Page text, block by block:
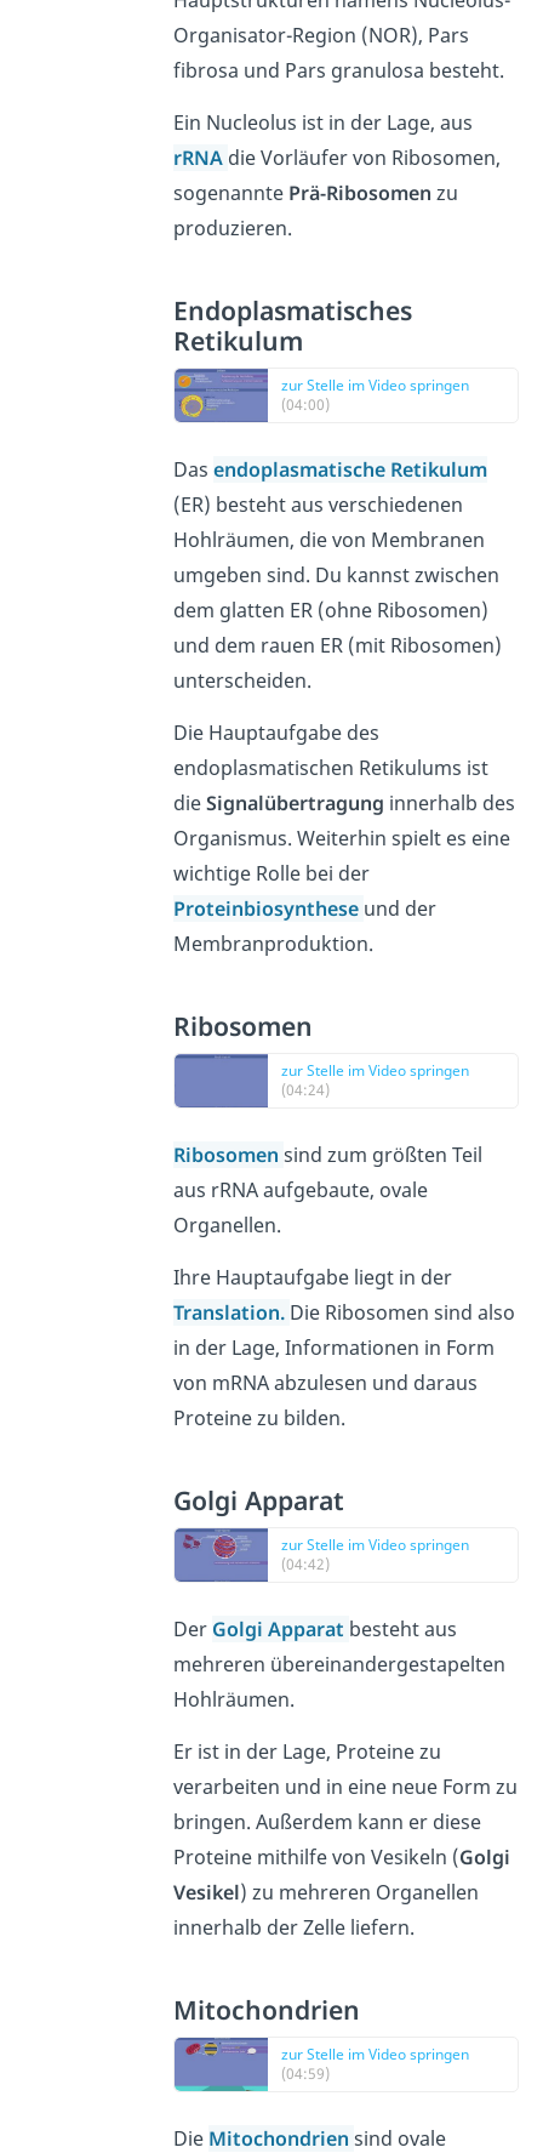
Organisator-Region (NOR), Pars
fibrosa und Pars granulosa besteht.
Ein Nucleolus ist in der Lage, aus
rRNA die Vorläufer von Ribosomen,
sogenannte Prä-Ribosomen zu
produzieren.
Endoplasmatisches
Retikulum
zur Stelle im Video springen
(04:00)
Dasendoplasmatische Retikulum
(ER) besteht aus verschiedenen
Hohlräumen, die von Membranen
umgeben sind. Du kannst zwischen
dem glatten ER (ohne Ribosomen)
und dem rauen ER (mit Ribosomen)
unterscheiden.
Die Hauptaufgabe des
endoplasmatischen Retikulums ist
dieSignalübertragung innerhalb des
Organismus. Weiterhin spielt es eine
wichtige Rolle bei der
Proteinbiosynthese und der
Membranproduktion.
Ribosomen
zur Stelle im Video springen
(04:24)
Ribosomensind zum größten Teil
aus rRNA aufgebaute, ovale
Organellen.
Ihre Hauptaufgabe liegt in der
Translation. Die Ribosomen sind also
in der Lage, Informationen in Form
von mRNA abzulesen und daraus
Proteine zu bilden.
Golgi Apparat
zur Stelle im Video springen
(04:42)
Der Golgi Apparat besteht aus
mehreren übereinandergestapelten
Hohlräumen.
Er ist in der Lage, Proteine zu
verarbeiten und in eine neue Form zu
bringen. Außerdem kann er diese
Proteine mithilfe von Vesikeln (Golgi
Vesikel) zu mehreren Organellen
innerhalb der Zelle liefern.
Mitochondrien
zur Stelle im Video springen
(04:59)
Die Mitochondriensind ovale